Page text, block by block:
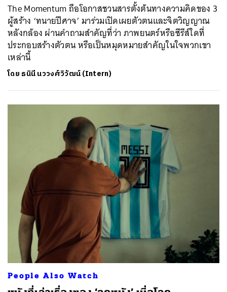
The Momentum ถือโอกาสชวนสารตั้งต้นทางความคิดของ 3
ผู้สร้าง ‘ทนายปีศาจ’ มาร่วมเปิดเผยตัวตนและจิตวิญญาณ
หลังกล้อง ผ่านคำถามสำคัญที่ว่า ภาพยนตร์หรือซีรีส์ใดที่
ประกอบสร้างตัวตน หรือเป็นหมุดหมายสำคัญในใจพวกเขา
เหล่านี้
โดย ธนินี นววงศ์วิวัฒน์ (Intern)
People Also Watch